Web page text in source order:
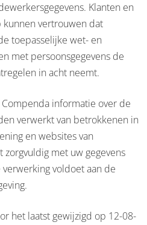
Klanten en
vertrouwen dat
toepasselijke wet- en
met persoonsgegevens de
in acht neemt.
informatie over de
verwerkt van betrokkenen in
en websites van
zorgvuldig met uw gegevens
voldoet aan de
het laatst gewijzigd op 12-08-